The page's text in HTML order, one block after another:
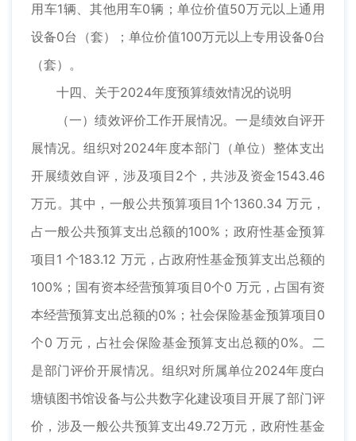
用车1辆、其他用车0辆；单位价值50万元以上通用
设备0台（套）；单位价值100万元以上专用设备0台
（套）。
十四、关于2024年度预算绩效情况的说明
（一）绩效评价工作开展情况。一是绩效自评开
展情况。组织对2024年度本部门（单位）整体支出
开展绩效自评，涉及项目2个，共涉及资金1543.46
万元。其中，一般公共预算项目1个1360.34 万元，
占一般公共预算支出总额的100%；政府性基金预算
项目1 个183.12 万元，占政府性基金预算支出总额的
100%；国有资本经营预算项目0个0 万元，占国有资
本经营预算支出总额的0%；社会保险基金预算项目0
个0 万元，占社会保险基金预算支出总额的0%。二
是部门评价开展情况。组织对所属单位2024年度白
塘镇图书馆设备与公共数字化建设项目开展了部门评
价，涉及一般公共预算支出49.72万元，政府性基金